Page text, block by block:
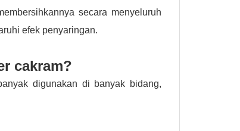
secara menyeluruh
efek penyaringan.
cakram?
digunakan di banyak bidang,